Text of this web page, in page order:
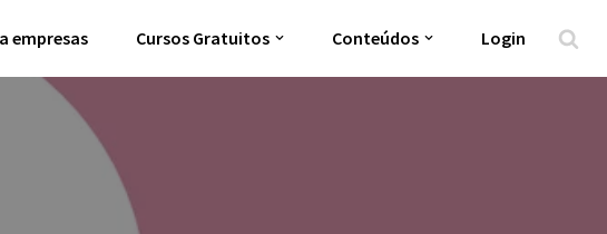
empresas Cursos Gratuitos Conteúdos Login